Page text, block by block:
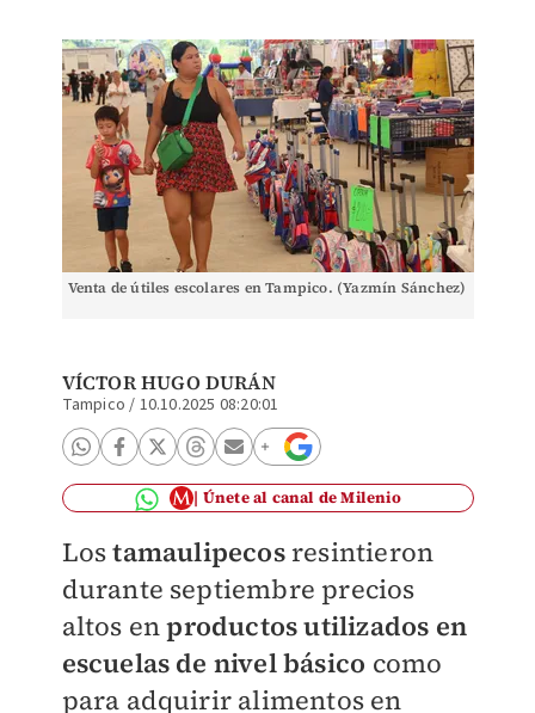
Venta de útiles escolares en Tampico. (Yazmín Sánchez)
VÍCTOR HUGO DURÁN
Tampico / 10.10.2025 08:20:01
Únete al canal de Milenio
Lostamaulipecosresintieron
durante septiembre precios
altos enproductos utilizados en
escuelas de nivel básico como
para adquirir alimentos en